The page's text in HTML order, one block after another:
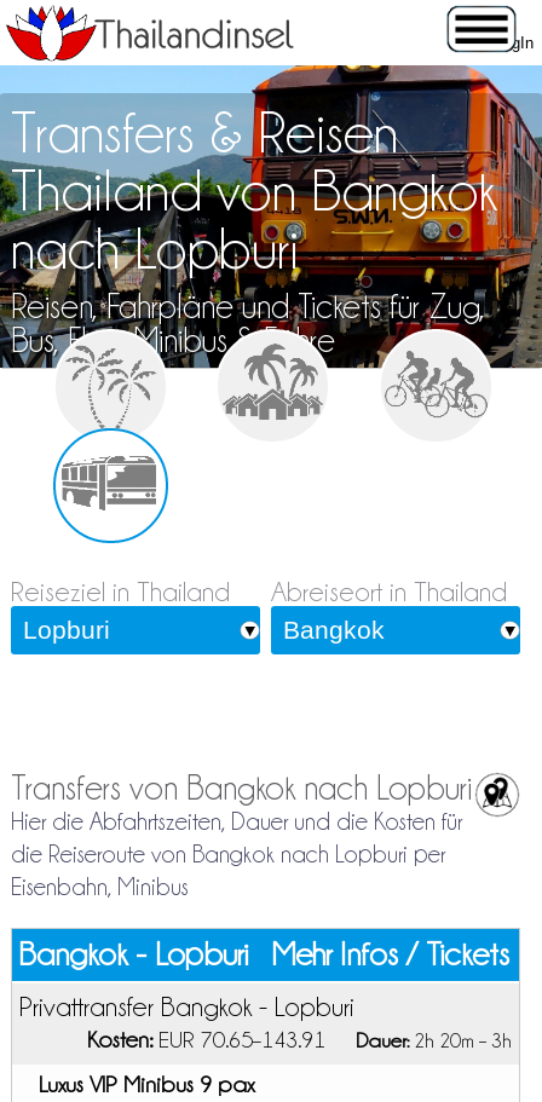
Transfers & Reisen
Thailand von Bangkok
nach Lopburi
Reisen, Fahrpläne und Tickets für Zug,
Bus, Flug, Minibus & Fähre
Reiseziel in Thailand Abreiseort in Thailand
Transfers von Bangkok nach Lopburi
Hier die Abfahrtszeiten, Dauer und die Kosten für
die Reiseroute von Bangkok nach Lopburi per
Eisenbahn, Minibus
Bangkok - Lopburi Mehr Infos / Tickets
Privattransfer Bangkok - Lopburi
Kosten:EUR 70.65–143.91 Dauer:2h 20m – 3h
Luxus VIP Minibus 9 pax